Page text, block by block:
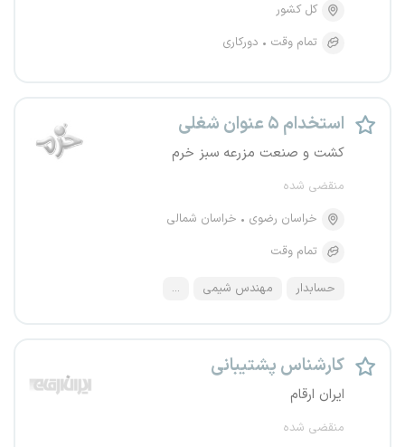
کل کشور
تمام وقت
دورکاری
استخدام ۵ عنوان شغلی
کشت و صنعت مزرعه سبز خرم
منقضی شده
خراسان رضوی
خراسان شمالی
تمام وقت
حسابدار مهندس شیمی ...
کارشناس پشتیبانی
ایران ارقام
منقضی شده